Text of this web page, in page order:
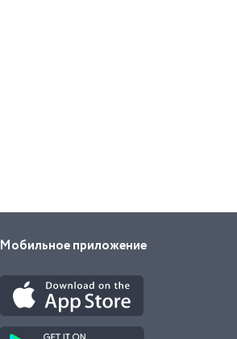
Мобильное приложение